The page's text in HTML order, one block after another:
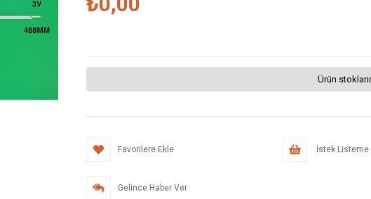
Ürün
Favorilere Ekle İstek Listeme
Gelince Haber Ver